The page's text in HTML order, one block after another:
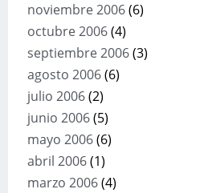
noviembre 2006(6)
octubre 2006(4)
septiembre 2006(3)
agosto 2006(6)
julio 2006(2)
junio 2006(5)
mayo 2006(6)
abril 2006(1)
marzo 2006(4)